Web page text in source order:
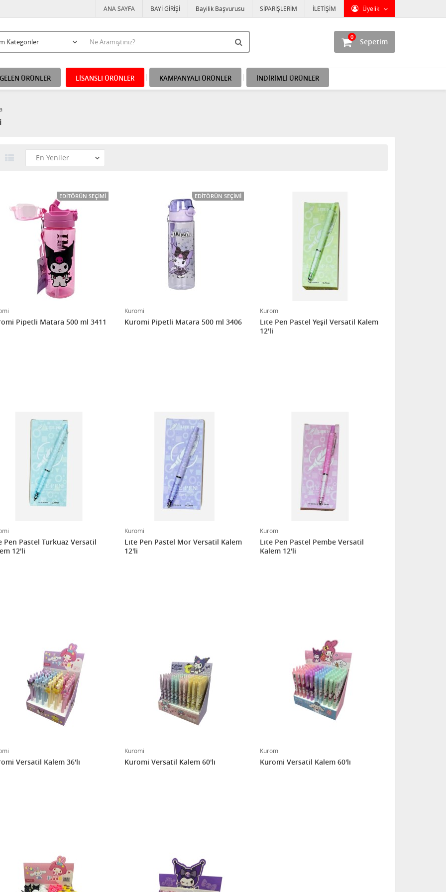
Üyelik
ANA SAYFA BAYİ GİRİŞİ Bayilik Başvurusu SİPARİŞLERİM İLETİŞİM
Sepetim
0
ÜRÜNLER LİSANSLI ÜRÜNLER KAMPANYALI ÜRÜNLER İNDİRİMLİ ÜRÜNLER
EDITÖRÜN SEÇIMI
Kuromi Pipetli Matara 500 ml 3411
EDITÖRÜN SEÇIMI
Kuromi
Kuromi Pipetli Matara 500 ml 3406
Kuromi
Lıte Pen Pastel Yeşil Versatil Kalem
12'li
Pen Pastel Turkuaz Versatil
12'li
Kuromi
Lıte Pen Pastel Mor Versatil Kalem
12'li
Kuromi
Lıte Pen Pastel Pembe Versatil
Kalem 12'li
Versatil Kalem 36'lı
Kuromi
Kuromi Versatil Kalem 60'lı
Kuromi
Kuromi Versatil Kalem 60'lı